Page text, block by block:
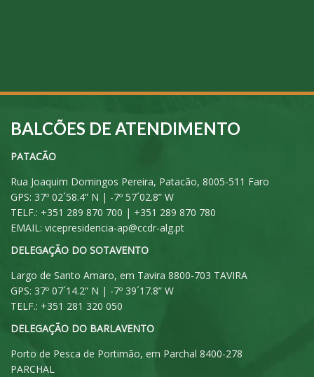
BALCÕES DE ATENDIMENTO
PATACÃO
Rua Joaquim Domingos Pereira, Patacão, 8005-511 Faro
GPS: 37º 02´58.4” N | -7º 57´02.8” W
TELF.: +351 289 870 700 | +351 289 870 780
EMAIL: vicepresidencia-ap@ccdr-alg.pt
DELEGAÇÃO DO SOTAVENTO
Largo de Santo Amaro, em Tavira 8800-703 TAVIRA
GPS: 37º 07´14.2” N | -7º 39´17.8” W
TELF.: +351 281 320 050
DELEGAÇÃO DO BARLAVENTO
Porto de Pesca de Portimão, em Parchal 8400-278
PARCHAL